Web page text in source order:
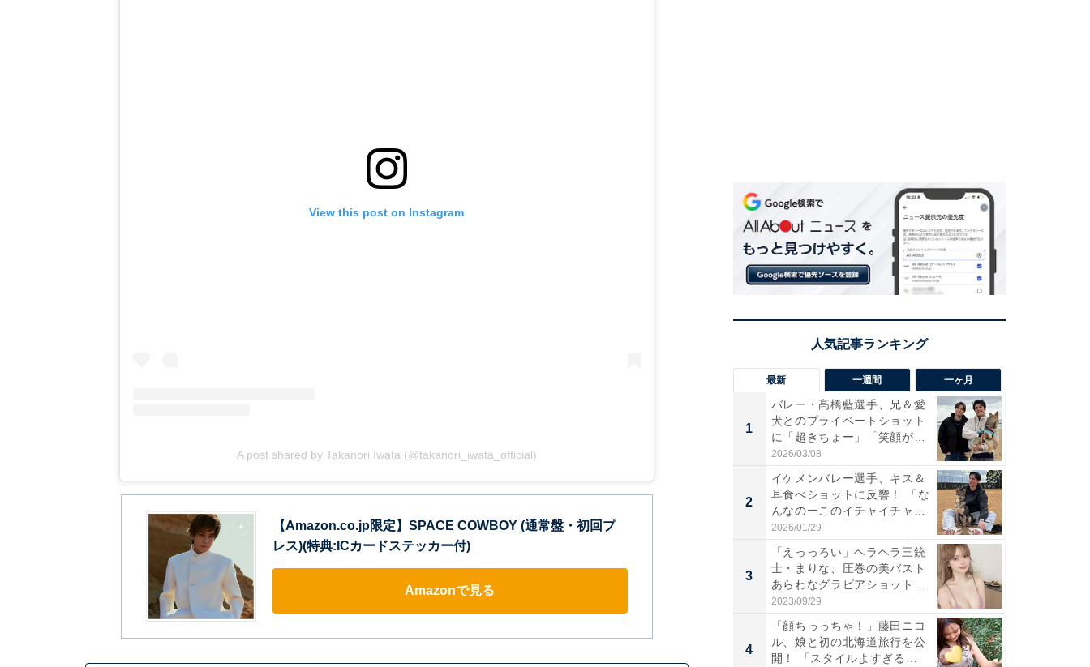
View this post on Instagram
A post shared by Takanori Iwata (@takanori_iwata_official)
【Amazon.co.jp限定】SPACE COWBOY (通常盤・初回プ
レス)(特典:ICカードステッカー付)
Amazonで見る
最新 一週間 一ヶ月
1
バレー・髙橋藍選手、兄＆愛
犬とのプライベートショット
に「超きちょー」「笑顔が見
れ...
2026/03/08
2
イケメンバレー選手、キス＆
耳食べショットに反響！ 「な
んなのーこのイチャイチャ
感...
2026/01/29
3
「えっっろい」ヘラヘラ三銃
士・まりな、圧巻の美バスト
あらわなグラビアショット公
開...
2023/09/29
4
「顔ちっっちゃ！」藤田ニコ
ル、娘と初の北海道旅行を公
開！ 「スタイルよすぎる